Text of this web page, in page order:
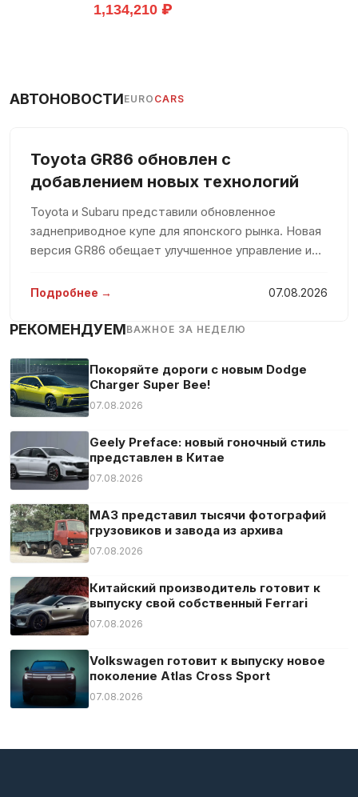
1,134,210 ₽
АВТОНОВОСТИEURO CARS
Toyota GR86 обновлен с
добавлением новых технологий
Toyota и Subaru представили обновленное
заднеприводное купе для японского рынка. Новая
версия GR86 обещает улучшенное управление и
любителей спортивных автомобилей. После
Подробнее → 07.08.2026
РЕКОМЕНДУЕМВАЖНОЕ ЗА НЕДЕЛЮ
Покоряйте дороги с новым Dodge
Charger Super Bee!
07.08.2026
Geely Preface: новый гоночный стиль
представлен в Китае
07.08.2026
МАЗ представил тысячи фотографий
грузовиков и завода из архива
07.08.2026
Китайский производитель готовит к
выпуску свой собственный Ferrari
07.08.2026
Volkswagen готовит к выпуску новое
поколение Atlas Cross Sport
07.08.2026